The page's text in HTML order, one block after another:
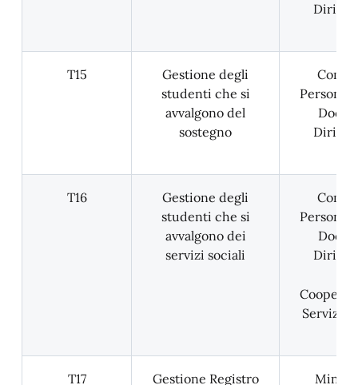
T15
Gestione degli
studenti che si
avvalgono del
sostegno
T16
Gestione degli
studenti che si
avvalgono dei
servizi sociali
Servizi
T17
Gestione Registro